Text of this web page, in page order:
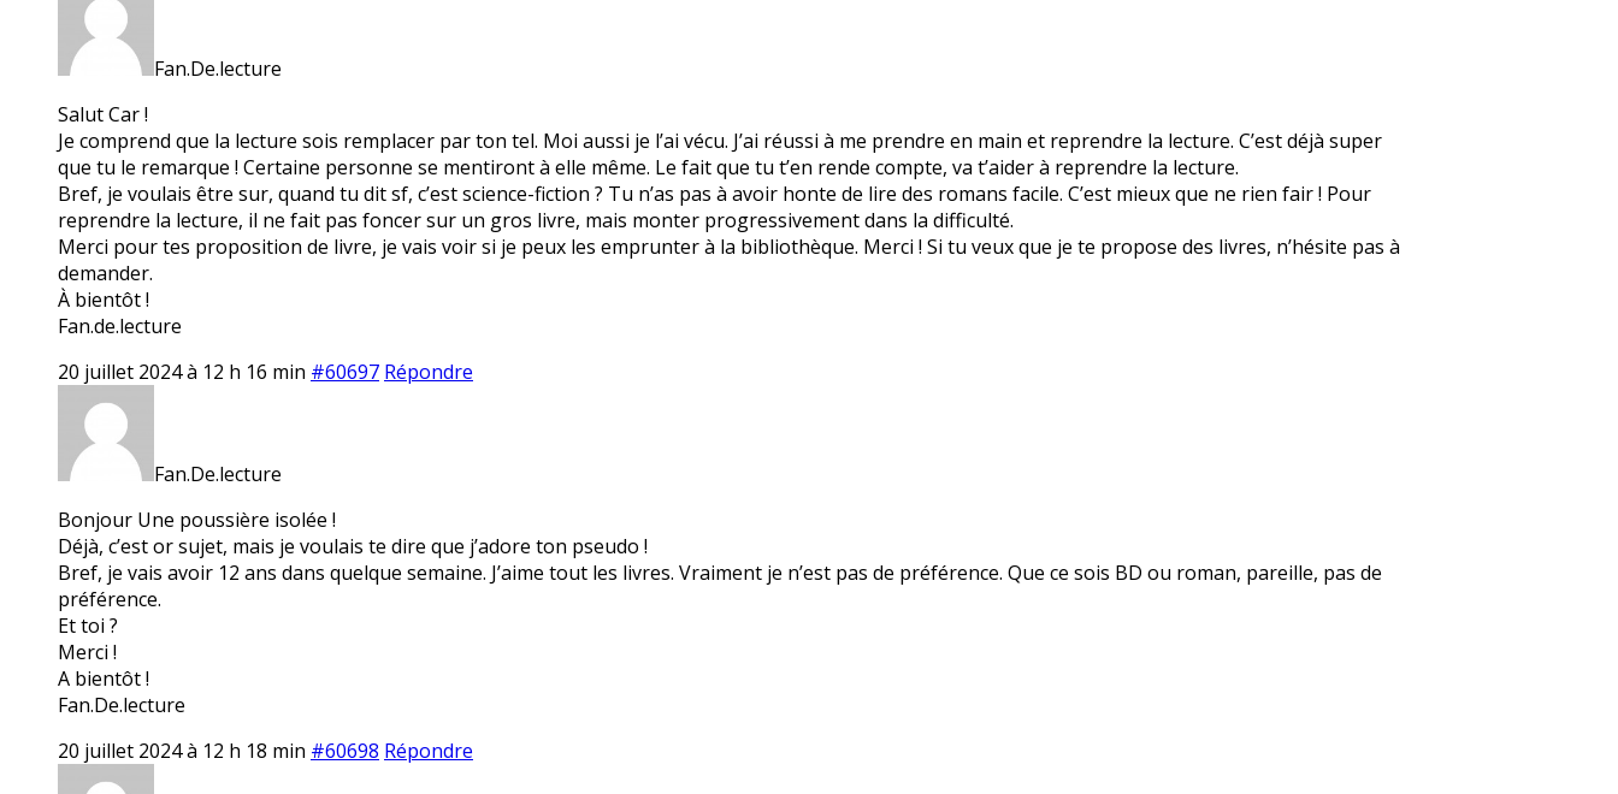
Fan.De.lecture
Salut Car !
Je comprend que la lecture sois remplacer par ton tel. Moi aussi je l’ai vécu. J’ai réussi à me prendre en main et reprendre la lecture. C’est déjà super
que tu le remarque ! Certaine personne se mentiront à elle même. Le fait que tu t’en rende compte, va t’aider à reprendre la lecture.
Bref, je voulais être sur, quand tu dit sf, c’est science-fiction ? Tu n’as pas à avoir honte de lire des romans facile. C’est mieux que ne rien fair ! Pour
reprendre la lecture, il ne fait pas foncer sur un gros livre, mais monter progressivement dans la difficulté.
Merci pour tes proposition de livre, je vais voir si je peux les emprunter à la bibliothèque. Merci ! Si tu veux que je te propose des livres, n’hésite pas à
demander.
À bientôt !
Fan.de.lecture
20 juillet 2024 à 12 h 16 min #60697 Répondre
Fan.De.lecture
Bonjour Une poussière isolée !
Déjà, c’est or sujet, mais je voulais te dire que j’adore ton pseudo !
Bref, je vais avoir 12 ans dans quelque semaine. J’aime tout les livres. Vraiment je n’est pas de préférence. Que ce sois BD ou roman, pareille, pas de
préférence.
Et toi ?
Merci !
A bientôt !
Fan.De.lecture
20 juillet 2024 à 12 h 18 min #60698 Répondre